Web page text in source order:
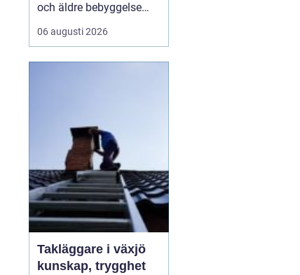
och äldre bebyggelse
ställer extra höga krav
på rörarbeten,
av återkommande
säsongsproblem, akuta
läckage och behov...
06 augusti 2026
Takläggare i växjö
kunskap, trygghet